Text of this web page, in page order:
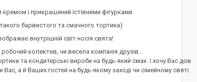
і прикрашений їстівними фігурками.
барвистого та смачного тортика)
зображає внутрішній світ носія свята!
колектив, чи весела компанія друзів...
та кондитерські вироби на будь-який смак. І хочу Вас
а й Ваших гостей на будь-якому заході чи сімейному святі.